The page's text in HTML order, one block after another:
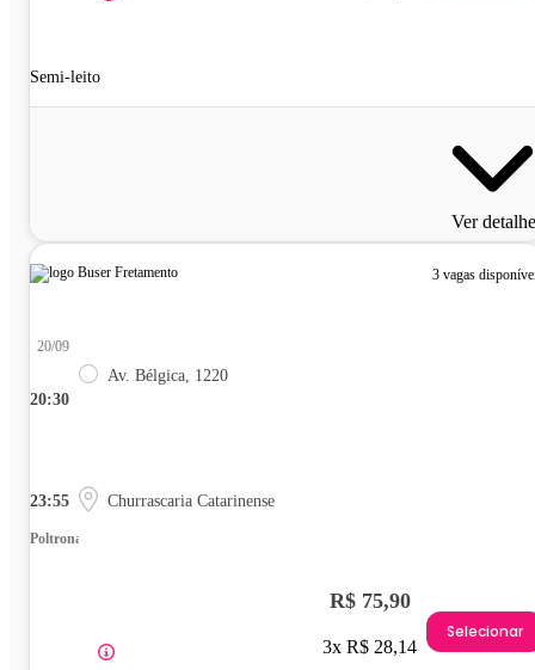
Semi-leito
Ver
3 vagas
20:30
20/09
Av. Bélgica, 1220
23:55 Churrascaria Catarinense
Poltrona
R$ 75,90
3x R$ 28,14
Selecionar